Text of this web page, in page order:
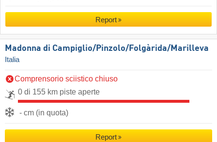
Report
Madonna di Campiglio/​Pinzolo/​Folgàrida/​Marilleva
Italia
Comprensorio sciistico chiuso
0 di 155 km piste aperte
- cm (in quota)
Report